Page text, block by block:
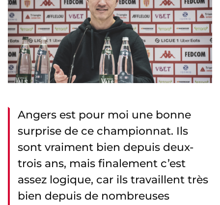
Angers est pour moi une bonne
surprise de ce championnat. Ils
sont vraiment bien depuis deux-
trois ans, mais finalement c’est
assez logique, car ils travaillent très
bien depuis de nombreuses